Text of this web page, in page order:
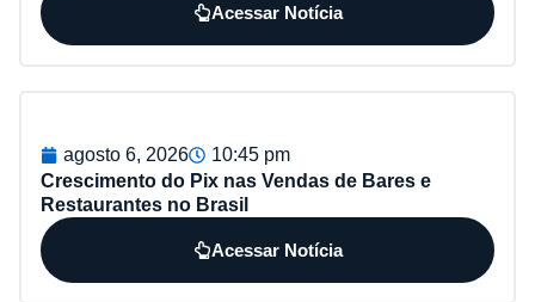
Acessar Notícia
agosto 6, 2026
10:45 pm
Crescimento do Pix nas Vendas de Bares e
Restaurantes no Brasil
Acessar Notícia